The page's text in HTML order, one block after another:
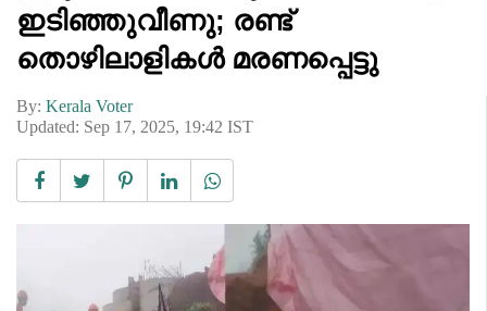
ഇടിഞ്ഞുവീണു; രണ്ട്
തൊഴിലാളികൾ മരണപ്പെട്ടു
By: Kerala Voter
Updated: Sep 17, 2025, 19:42 IST